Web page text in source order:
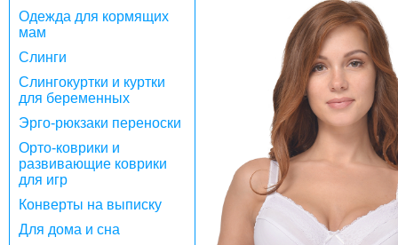
Одежда для кормящих
мам
Слинги
Слингокуртки и куртки
для беременных
Эрго-рюкзаки переноски
Орто-коврики и
развивающие коврики
для игр
Конверты на выписку
Для дома и сна